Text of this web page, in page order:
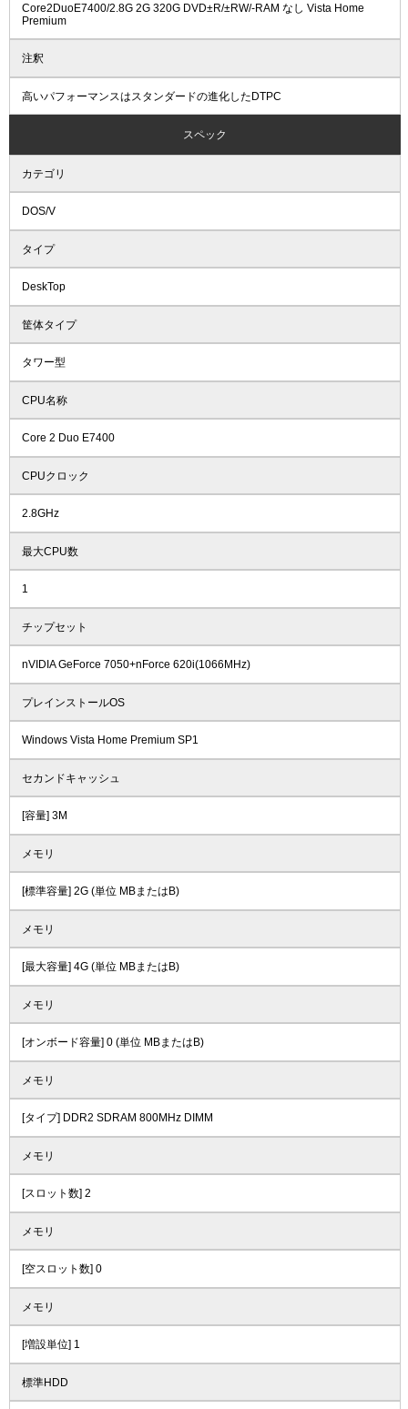
Core2DuoE7400/2.8G 2G 320G DVD±R/±RW/-RAM なし Vista Home
Premium
注釈
高いパフォーマンスはスタンダードの進化したDTPC
スペック
カテゴリ
DOS/V
タイプ
DeskTop
筐体タイプ
タワー型
CPU名称
Core 2 Duo E7400
CPUクロック
2.8GHz
最大CPU数
1
チップセット
nVIDIA GeForce 7050+nForce 620i(1066MHz)
プレインストールOS
Windows Vista Home Premium SP1
セカンドキャッシュ
[容量] 3M
メモリ
[標準容量] 2G (単位 MBまたはB)
メモリ
[最大容量] 4G (単位 MBまたはB)
メモリ
[オンボード容量] 0 (単位 MBまたはB)
メモリ
[タイプ] DDR2 SDRAM 800MHz DIMM
メモリ
[スロット数] 2
メモリ
[空スロット数] 0
メモリ
[増設単位] 1
標準HDD